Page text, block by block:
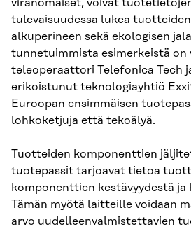
viranomaiset, voivat
tulevaisuudessa lukea
alkuperineen sekä ekologisen
tunnetuimmista esimerkeistä on
teleoperaattori Telefonica Tech
erikoistunut teknologiayhtiö
Euroopan ensimmäisen
lohkoketjuja että tekoälyä.
Tuotteiden komponenttien
tuotepassit tarjoavat tietoa
komponenttien kestävyydestä
Tämän myötä laitteille voidaan
arvo uudelleenvalmistettavien